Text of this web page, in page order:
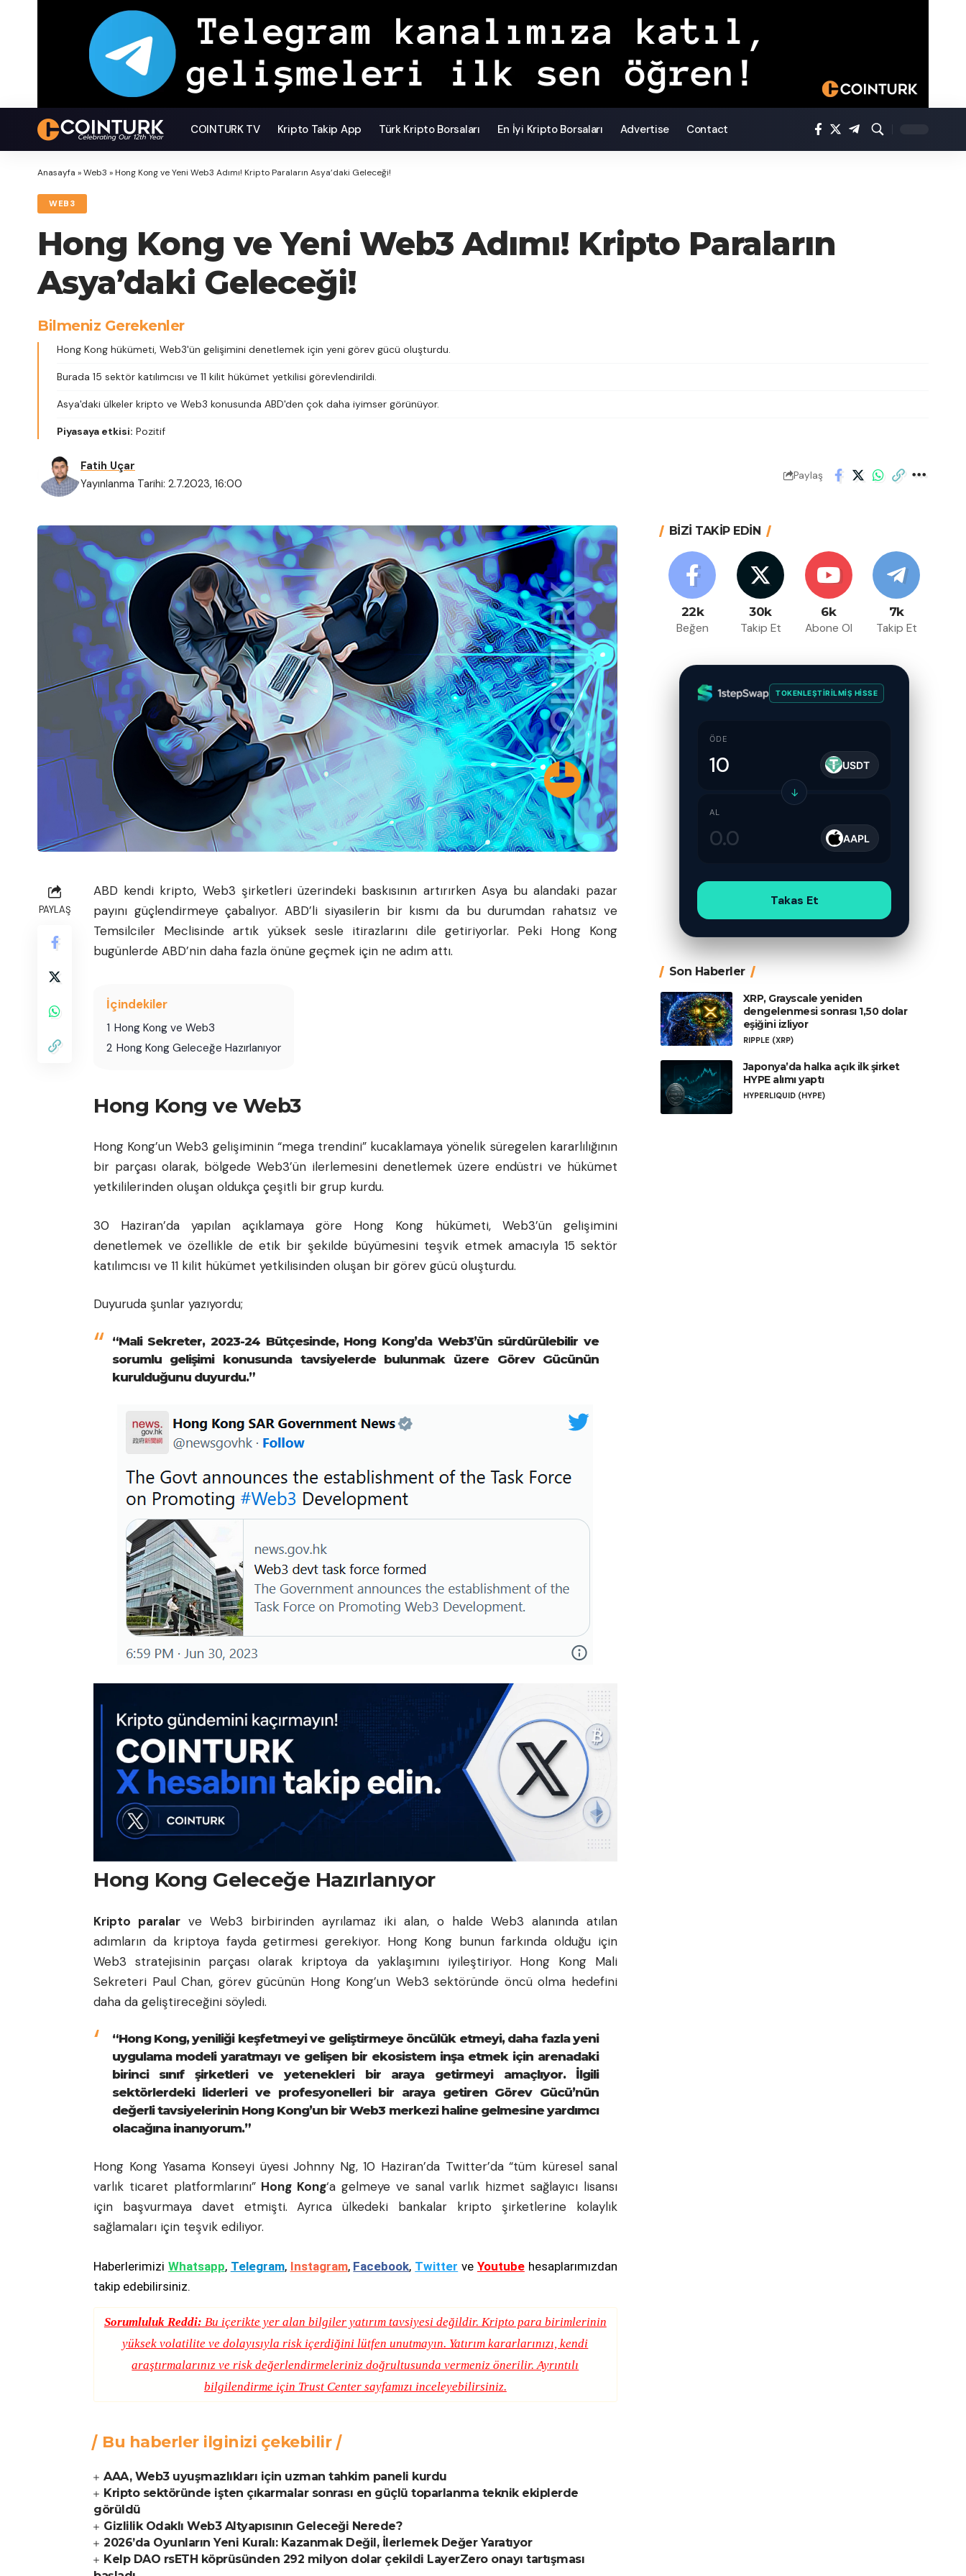
COINTURK TV Kripto Takip App Türk Kripto Borsaları En İyi Kripto Borsaları Advertise Contact
Anasayfa »Web3 »Hong Kong ve Yeni Web3 Adımı! Kripto Paraların Asya’daki Geleceği!
WEB3
Hong Kong ve Yeni Web3 Adımı! Kripto Paraların
Asya’daki Geleceği!
Bilmeniz Gerekenler
Hong Kong hükümeti, Web3'ün gelişimini denetlemek için yeni görev gücü oluşturdu.
Burada 15 sektör katılımcısı ve 11 kilit hükümet yetkilisi görevlendirildi.
Asya'daki ülkeler kripto ve Web3 konusunda ABD'den çok daha iyimser görünüyor.
Piyasaya etkisi: Pozitif
Yayınlanma Tarihi: 2.7.2023, 16:00
Fatih Uçar
Paylaş
PAYLAŞ
ABD kendi kripto, Web3 şirketleri üzerindeki baskısının artırırken Asya bu alandaki pazar
payını güçlendirmeye çabalıyor. ABD’li siyasilerin bir kısmı da bu durumdan rahatsız ve
Temsilciler Meclisinde artık yüksek sesle itirazlarını dile getiriyorlar. Peki Hong Kong
bugünlerde ABD’nin daha fazla önüne geçmek için ne adım attı.
İçindekiler
1 Hong Kong ve Web3
2 Hong Kong Geleceğe Hazırlanıyor
Hong Kong ve Web3
Hong Kong’un Web3 gelişiminin “mega trendini” kucaklamaya yönelik süregelen kararlılığının
bir parçası olarak, bölgede Web3’ün ilerlemesini denetlemek üzere endüstri ve hükümet
yetkililerinden oluşan oldukça çeşitli bir grup kurdu.
30 Haziran’da yapılan açıklamaya göre Hong Kong hükümeti, Web3’ün gelişimini
denetlemek ve özellikle de etik bir şekilde büyümesini teşvik etmek amacıyla 15 sektör
katılımcısı ve 11 kilit hükümet yetkilisinden oluşan bir görev gücü oluşturdu.
Duyuruda şunlar yazıyordu;
“Mali Sekreter, 2023-24 Bütçesinde, Hong Kong’da Web3’ün sürdürülebilir ve
sorumlu gelişimi konusunda tavsiyelerde bulunmak üzere Görev Gücünün
kurulduğunu duyurdu.”
Hong Kong Geleceğe Hazırlanıyor
Kripto paralarve Web3 birbirinden ayrılamaz iki alan, o halde Web3 alanında atılan
adımların da kriptoya fayda getirmesi gerekiyor. Hong Kong bunun farkında olduğu için
Web3 stratejisinin parçası olarak kriptoya da yaklaşımını iyileştiriyor. Hong Kong Mali
Sekreteri Paul Chan, görev gücünün Hong Kong’un Web3 sektöründe öncü olma hedefini
daha da geliştireceğini söyledi.
“Hong Kong, yeniliği keşfetmeyi ve geliştirmeye öncülük etmeyi, daha fazla yeni
uygulama modeli yaratmayı ve gelişen bir ekosistem inşa etmek için arenadaki
birinci sınıf şirketleri ve yetenekleri bir araya getirmeyi amaçlıyor. İlgili
sektörlerdeki liderleri ve profesyonelleri bir araya getiren Görev Gücü’nün
değerli tavsiyelerinin Hong Kong’un bir Web3 merkezi haline gelmesine yardımcı
olacağına inanıyorum.”
Hong Kong Yasama Konseyi üyesi Johnny Ng, 10 Haziran’da Twitter’da “tüm küresel sanal
varlık ticaret platformlarını” Hong Kong‘a gelmeye ve sanal varlık hizmet sağlayıcı lisansı
için başvurmaya davet etmişti. Ayrıca ülkedeki bankalar kripto şirketlerine kolaylık
sağlamaları için teşvik ediliyor.
Haberlerimizi Whatsapp, Telegram, Instagram, Facebook, Twitter ve Youtubehesaplarımızdan
takip edebilirsiniz.
Sorumluluk Reddi: Bu içerikte yer alan bilgiler yatırım tavsiyesi değildir. Kripto para birimlerinin
yüksek volatilite ve dolayısıyla risk içerdiğini lütfen unutmayın. Yatırım kararlarınızı, kendi
araştırmalarınız ve risk değerlendirmeleriniz doğrultusunda vermeniz önerilir. Ayrıntılı
bilgilendirme için Trust Centersayfamızı inceleyebilirsiniz.
Bu haberler ilginizi çekebilir
AAA, Web3 uyuşmazlıkları için uzman tahkim paneli kurdu
Kripto sektöründe işten çıkarmalar sonrası en güçlü toparlanma teknik ekiplerde
görüldü
Gizlilik Odaklı Web3 Altyapısının Geleceği Nerede?
2026’da Oyunların Yeni Kuralı: Kazanmak Değil, İlerlemek Değer Yaratıyor
Kelp DAO rsETH köprüsünden 292 milyon dolar çekildi LayerZero onayı tartışması
BİZİ TAKİP EDİN
22k
Beğen
30k
Takip Et
6k
Abone Ol
7k
Takip Et
TOKENLEŞTIRILMIŞ HISSE
ÖDE
USDT
↓
AL
AAPL
Takas Et
Son Haberler
XRP, Grayscale yeniden
dengelenmesi sonrası 1,50 dolar
eşiğini izliyor
RIPPLE (XRP)
Japonya’da halka açık ilk şirket
HYPE alımı yaptı
HYPERLIQUID (HYPE)